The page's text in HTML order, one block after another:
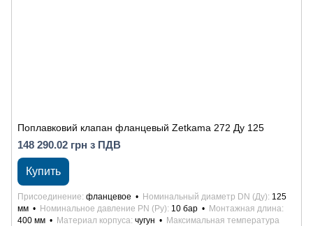
Поплавковий клапан фланцевый Zetkama 272 Ду 125
148 290.02 грн з ПДВ
Купить
Присоединение фланцевое Номинальный диаметр DN (Ду) 125
мм
Номинальное давление PN (Ру) 10 бар
Монтажная длина
400 мм
Материал корпуса чугун
Максимальная температура